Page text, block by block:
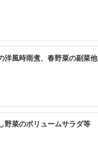
風時雨煮、春野菜の副菜他
菜のボリュームサラダ等